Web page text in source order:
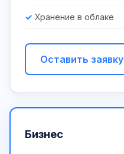
Хранение в облаке
Оставить заявку
Бизнес